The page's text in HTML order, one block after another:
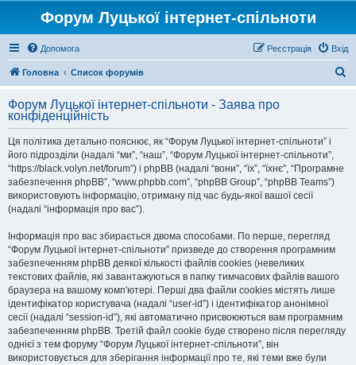
Форум Луцької інтернет-спільноти
Допомога Вхід
Реєстрація
Головна Список форумів
у
Форум Луцької інтернет-спільноти - Заява про
конфіденційність
Ця політика детально пояснює, як “Форум Луцької інтернет-спільноти” і
його підрозділи (надалі “ми”, “наш”, “Форум Луцької інтернет-спільноти”,
“https://black.volyn.net/forum”) і phpBB (надалі “вони”, “їх”, “їхнє”, “Програмне
забезпечення phpBB”, “www.phpbb.com”, “phpBB Group”, “phpBB Teams”)
використовують інформацію, отриману під час будь-якої вашої сесії
(надалі “інформація про вас”).
Інформація про вас збирається двома способами. По перше, перегляд
“Форум Луцької інтернет-спільноти” призведе до створення програмним
забезпеченням phpBB деякої кількості файлів cookies (невеликих
текстових файлів, які завантажуються в папку тимчасових файлів вашого
браузера на вашому комп'ютері. Перші два файли cookies містять лише
ідентифікатор користувача (надалі “user-id”) і ідентифікатор анонімної
сесії (надалі “session-id”), які автоматично присвоюються вам програмним
забезпеченням phpBB. Третій файл cookie буде створено після перегляду
однієї з тем форуму “Форум Луцької інтернет-спільноти”, він
використовується для зберігання інформації про те, які теми вже були